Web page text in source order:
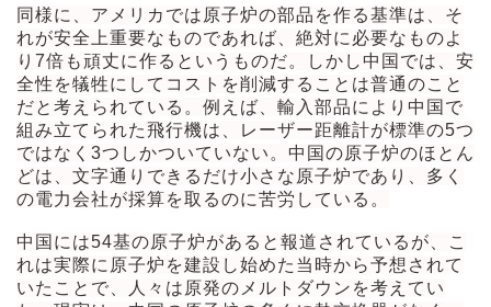
同様に、アメリカでは原子炉の部品を作る基準は、そ
れが安全上重要なものであれば、絶対に必要なものよ
り7倍も頑丈に作るというものだ。しかし中国では、安
全性を犠牲にしてコストを削減することは普通のこと
だと考えられている。例えば、輸入部品により中国で
組み立てられた飛行機は、レーザー距離計が標準の5つ
ではなく3つしかついていない。中国の原子炉のほとん
どは、文字通りできるだけ小さな原子炉であり、多く
の電力会社が採算を取るのに苦労している。
中国には54基の原子炉があると報道されているが、こ
れは実際に原子炉を建設し始めた当時から予想されて
いたことで、人々は原発のメルトダウンを考えてい